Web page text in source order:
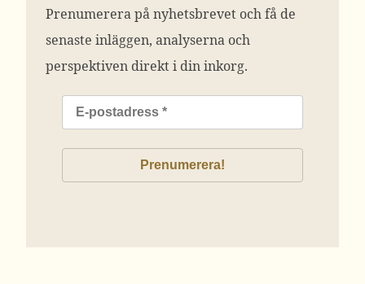
Prenumerera på nyhetsbrevet och få de
senaste inläggen, analyserna och
perspektiven direkt i din inkorg.